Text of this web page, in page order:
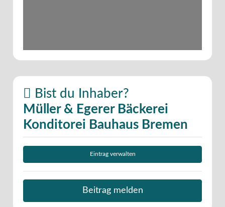
Bist du Inhaber?
Müller & Egerer Bäckerei
Konditorei Bauhaus Bremen
Eintrag verwalten
Beitrag melden